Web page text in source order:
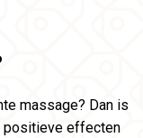
massage? Dan is
positieve effecten